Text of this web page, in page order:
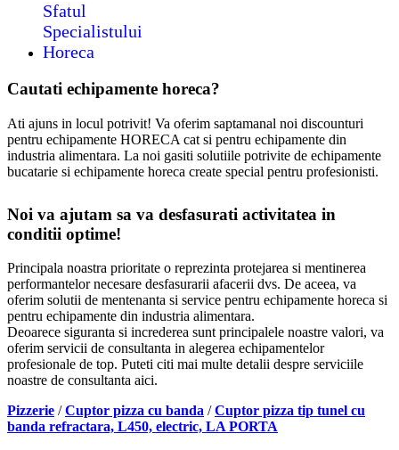
Sfatul
Specialistului
Horeca
Cautati echipamente horeca?
Ati ajuns in locul potrivit! Va oferim saptamanal noi discounturi
pentru echipamente HORECA cat si pentru echipamente din
industria alimentara. La noi gasiti solutiile potrivite de echipamente
bucatarie si echipamente horeca create special pentru profesionisti.
Noi va ajutam sa va desfasurati activitatea in
conditii optime!
Principala noastra prioritate o reprezinta protejarea si mentinerea
performantelor necesare desfasurarii afacerii dvs. De aceea, va
oferim solutii de mentenanta si service pentru echipamente horeca si
pentru echipamente din industria alimentara.
Deoarece siguranta si increderea sunt principalele noastre valori, va
oferim servicii de consultanta in alegerea echipamentelor
profesionale de top. Puteti citi mai multe detalii despre serviciile
noastre de consultanta aici.
Pizzerie /Cuptor pizza cu banda /Cuptor pizza tip tunel cu
banda refractara, L450, electric, LA PORTA